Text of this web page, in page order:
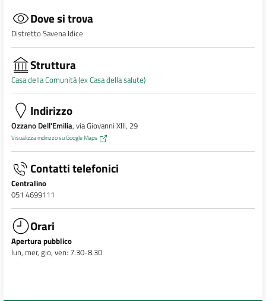
Dove si trova
Distretto Savena Idice
Struttura
Casa della Comunità (ex Casa della salute)
Indirizzo
Ozzano Dell'Emilia, via Giovanni XIII, 29
Visualizza indirizzo su Google Maps
Contatti telefonici
Centralino
051 4699111
Orari
Apertura pubblico
lun, mer, gio, ven: 7.30-8.30